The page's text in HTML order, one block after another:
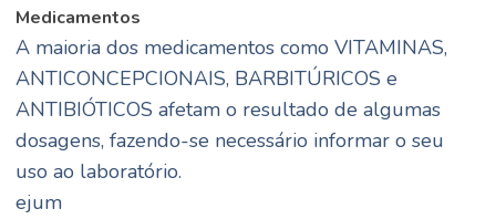
Medicamentos
A maioria dos medicamentos como VITAMINAS,
ANTICONCEPCIONAIS, BARBITÚRICOS e
ANTIBIÓTICOS afetam o resultado de algumas
dosagens, fazendo-se necessário informar o seu
uso ao laboratório.
ejum